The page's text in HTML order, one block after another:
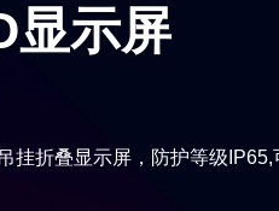
显示屏
挂折叠显示屏，防护等级IP65,